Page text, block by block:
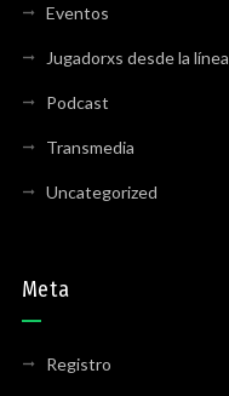
Eventos
Jugadorxs desde la línea
Podcast
Transmedia
Uncategorized
Meta
Registro